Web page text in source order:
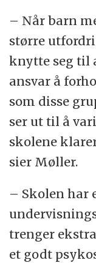
– Når barn
større
knytte seg til
ansvar å
som disse
ser ut til å
skolene
sier Møller.
– Skolen har
trenger
et godt